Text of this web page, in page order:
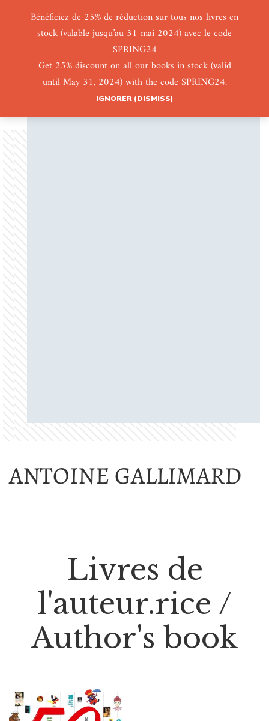
Bénéficiez de 25% de réduction sur tous nos livres en
stock (valable jusqu’au 31 mai 2024) avec le code
SPRING24
Get 25% discount on all our books in stock (valid
until May 31, 2024) with the code SPRING24.
IGNORER (DISMISS)
0 0
ANTOINE GALLIMARD
Livres de
l'auteur.rice /
Author's book